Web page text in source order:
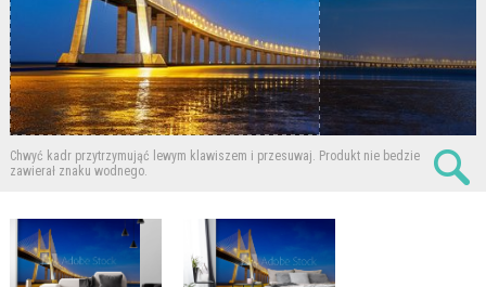
Chwyć kadr przytrzymująć lewym klawiszem i przesuwaj. Produkt nie bedzie
zawierał znaku wodnego.